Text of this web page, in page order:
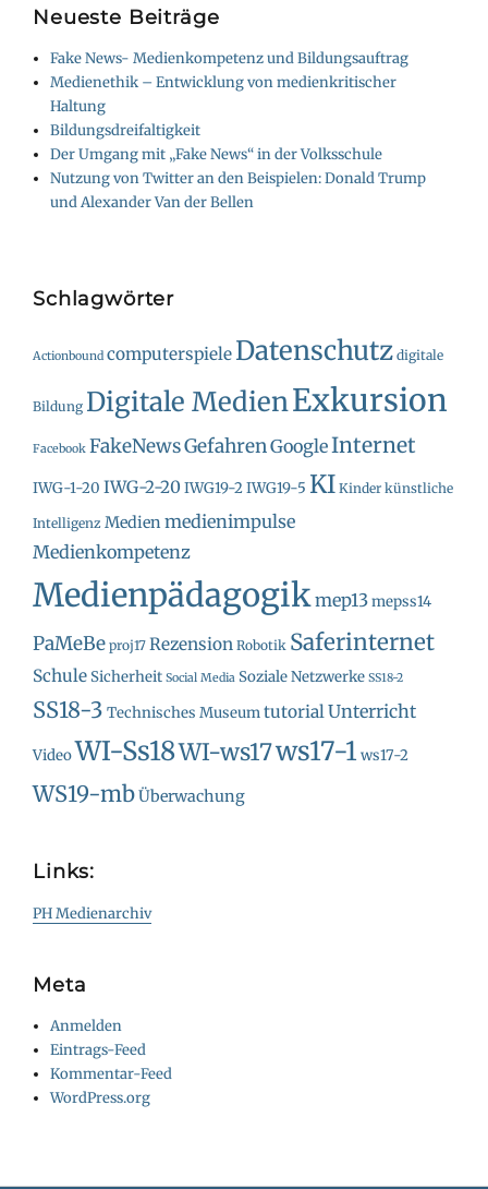
Neueste Beiträge
Fake News- Medienkompetenz und Bildungsauftrag
Medienethik – Entwicklung von medienkritischer
Haltung
Bildungsdreifaltigkeit
Der Umgang mit „Fake News“ in der Volksschule
Nutzung von Twitter an den Beispielen: Donald Trump
und Alexander Van der Bellen
Schlagwörter
Actionbound computerspiele Datenschutz digitale
Bildung Digitale MedienExkursion
Facebook FakeNewsGefahrenGoogleInternet
IWG-1-20 IWG-2-20 IWG19-2IWG19-5 KI Kinder künstliche
Intelligenz Medien medienimpulse
Medienkompetenz
Medienpädagogikmep13mepss14
PaMeBe proj17 Rezension Robotik Saferinternet
Schule Sicherheit Social Media Soziale Netzwerke SS18-2
SS18-3 Technisches MuseumtutorialUnterricht
VideoWI-Ss18WI-ws17ws17-1 ws17-2
WS19-mbÜberwachung
Links:
PH Medienarchiv
Meta
Anmelden
Eintrags-Feed
Kommentar-Feed
WordPress.org